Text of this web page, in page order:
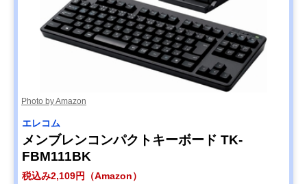
Photo by Amazon
エレコム
メンブレンコンパクトキーボード TK-
FBM111BK
税込み2,109円（Amazon）